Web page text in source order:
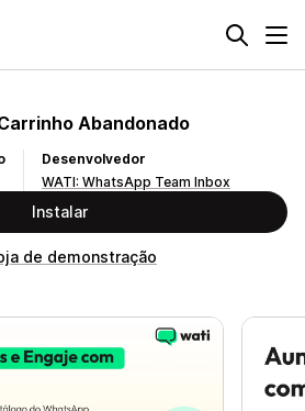
Abandonado
Desenvolvedor
WATI: WhatsApp Team Inbox
Instalar
de demonstração